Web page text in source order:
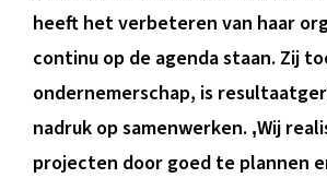
heeft het verbeteren van haar
continu op de agenda staan. Zij
ondernemerschap, is
nadruk op samenwerken. ‚Wij
projecten door goed te plannen